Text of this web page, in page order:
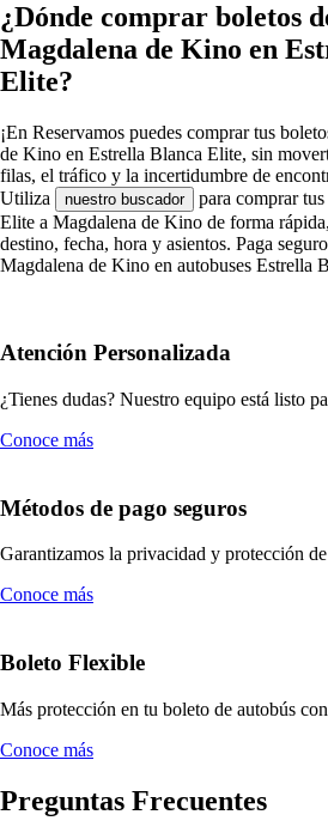
¿Dónde comprar boletos
Magdalena de Kino en
Elite?
¡En Reservamos puedes comprar tus
de Kino en Estrella Blanca Elite, sin
filas, el tráfico y la incertidumbre de
Utiliza
nuestro buscador
para comprar
Elite a Magdalena de Kino de forma
destino, fecha, hora y asientos. Paga
Magdalena de Kino en autobuses Estrella
Atención Personalizada
¿Tienes dudas? Nuestro equipo está listo
Conoce más
Métodos de pago seguros
Garantizamos la privacidad y protección
Conoce más
Boleto Flexible
Más protección en tu boleto de autobús
Conoce más
Preguntas Frecuentes